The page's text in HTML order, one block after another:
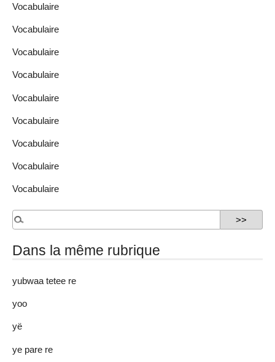
Vocabulaire
Vocabulaire
Vocabulaire
Vocabulaire
Vocabulaire
Vocabulaire
Vocabulaire
Vocabulaire
Vocabulaire
Dans la même rubrique
yubwaa tetee re
yoo
yë
ye pare re